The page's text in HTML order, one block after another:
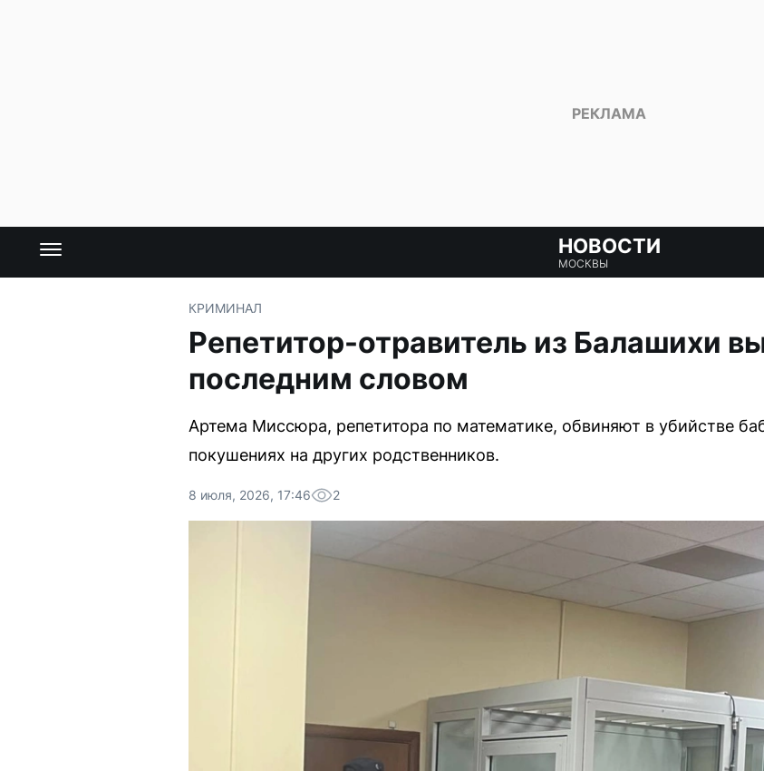
НОВОСТИ
МОСКВЫ
КРИМИНАЛ
Репетитор-отравитель из Балашихи
последним словом
Артема Миссюра, репетитора по математике, обвиняют в убийстве
покушениях на других родственников.
8 июля, 2026, 17:46 2